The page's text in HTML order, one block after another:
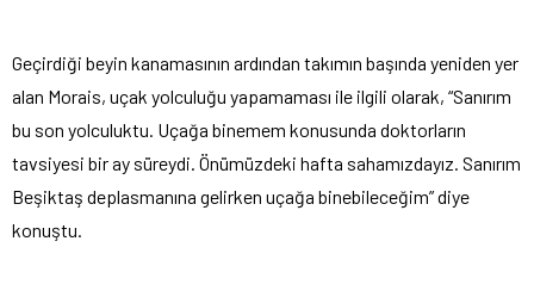
Geçirdiği beyin kanamasının ardından takımın başında yeniden yer
alan Morais, uçak yolculuğu yapamaması ile ilgili olarak, “Sanırım
bu son yolculuktu. Uçağa binemem konusunda doktorların
tavsiyesi bir ay süreydi. Önümüzdeki hafta sahamızdayız. Sanırım
Beşiktaş deplasmanına gelirken uçağa binebileceğim” diye
konuştu.